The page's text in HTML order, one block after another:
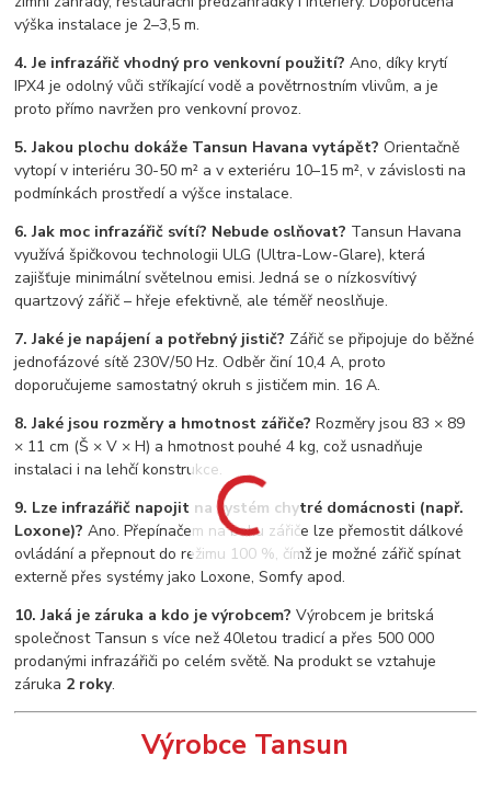
výška instalace je 2–3,5 m.
4. Je infrazářič vhodný pro venkovní použití? Ano, díky krytí
IPX4 je odolný vůči stříkající vodě a povětrnostním vlivům, a je
proto přímo navržen pro venkovní provoz.
5. Jakou plochu dokáže Tansun Havana vytápět? Orientačně
vytopí v interiéru 30-50 m² a v exteriéru 10–15 m², v závislosti na
podmínkách prostředí a výšce instalace.
6. Jak moc infrazářič svítí? Nebude oslňovat? Tansun Havana
využívá špičkovou technologii ULG (Ultra-Low-Glare), která
zajišťuje minimální světelnou emisi. Jedná se o nízkosvítivý
quartzový zářič – hřeje efektivně, ale téměř neoslňuje.
7. Jaké je napájení a potřebný jistič? Zářič se připojuje do běžné
jednofázové sítě 230V/50 Hz. Odběr činí 10,4 A, proto
doporučujeme samostatný okruh s jističem min. 16 A.
8. Jaké jsou rozměry a hmotnost zářiče? Rozměry jsou 83 × 89
× 11 cm (Š × V × H) a hmotnost pouhé 4 kg, což usnadňuje
instalaci i na lehčí konstrukce.
9. Lze infrazářič napojit na systém chytré domácnosti (např.
Loxone)? Ano. Přepínačem na boku zářiče lze přemostit dálkové
ovládání a přepnout do režimu 100 %, čímž je možné zářič spínat
externě přes systémy jako Loxone, Somfy apod.
10. Jaká je záruka a kdo je výrobcem? Výrobcem je britská
společnost Tansun s více než 40letou tradicí a přes 500 000
prodanými infrazářiči po celém světě. Na produkt se vztahuje
záruka 2 roky.
Výrobce Tansun